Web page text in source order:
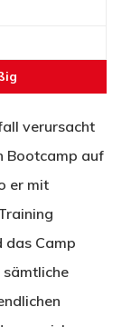
verursacht
Bootcamp auf
er mit
das Camp